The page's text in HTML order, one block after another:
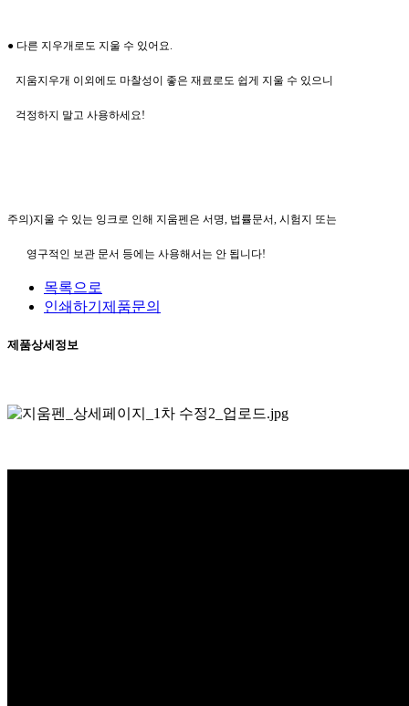
● 다른 지우개로도 지울 수 있어요
지움지우개 이외에도 마찰성이 좋은 재료로도 쉽게 지울 수 있으니
걱정하지 말고 사용하세요 !
주의)지울 수 있는 잉크로 인해 지움펜은 서명, 법률문서, 시험지 또는
영구적인 보관 문서 등에는 사용해서는 안 됩니다!
목록으로
인쇄하기 제품문의
제품상세정보